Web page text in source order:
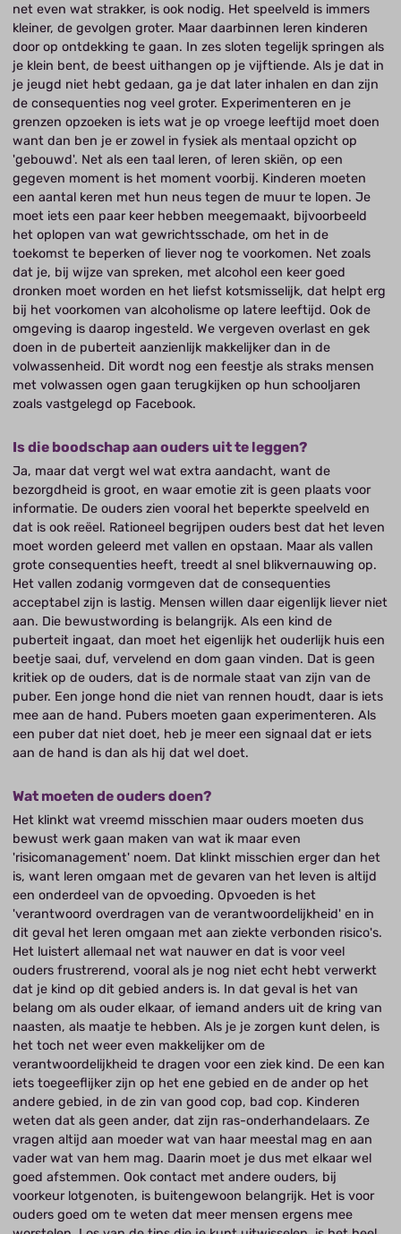
net even wat strakker, is ook nodig. Het speelveld is immers
kleiner, de gevolgen groter. Maar daarbinnen leren kinderen
door op ontdekking te gaan. In zes sloten tegelijk springen als
je klein bent, de beest uithangen op je vijftiende. Als je dat in
je jeugd niet hebt gedaan, ga je dat later inhalen en dan zijn
de consequenties nog veel groter. Experimenteren en je
grenzen opzoeken is iets wat je op vroege leeftijd moet doen
want dan ben je er zowel in fysiek als mentaal opzicht op
'gebouwd'. Net als een taal leren, of leren skiën, op een
gegeven moment is het moment voorbij. Kinderen moeten
een aantal keren met hun neus tegen de muur te lopen. Je
moet iets een paar keer hebben meegemaakt, bijvoorbeeld
het oplopen van wat gewrichtsschade, om het in de
toekomst te beperken of liever nog te voorkomen. Net zoals
dat je, bij wijze van spreken, met alcohol een keer goed
dronken moet worden en het liefst kotsmisselijk, dat helpt erg
bij het voorkomen van alcoholisme op latere leeftijd. Ook de
omgeving is daarop ingesteld. We vergeven overlast en gek
doen in de puberteit aanzienlijk makkelijker dan in de
volwassenheid. Dit wordt nog een feestje als straks mensen
met volwassen ogen gaan terugkijken op hun schooljaren
zoals vastgelegd op Facebook.
Is die boodschap aan ouders uit te leggen?
Ja, maar dat vergt wel wat extra aandacht, want de
bezorgdheid is groot, en waar emotie zit is geen plaats voor
informatie. De ouders zien vooral het beperkte speelveld en
dat is ook reëel. Rationeel begrijpen ouders best dat het leven
moet worden geleerd met vallen en opstaan. Maar als vallen
grote consequenties heeft, treedt al snel blikvernauwing op.
Het vallen zodanig vormgeven dat de consequenties
acceptabel zijn is lastig. Mensen willen daar eigenlijk liever niet
aan. Die bewustwording is belangrijk. Als een kind de
puberteit ingaat, dan moet het eigenlijk het ouderlijk huis een
beetje saai, duf, vervelend en dom gaan vinden. Dat is geen
kritiek op de ouders, dat is de normale staat van zijn van de
puber. Een jonge hond die niet van rennen houdt, daar is iets
mee aan de hand. Pubers moeten gaan experimenteren. Als
een puber dat niet doet, heb je meer een signaal dat er iets
aan de hand is dan als hij dat wel doet.
Wat moeten de ouders doen?
Het klinkt wat vreemd misschien maar ouders moeten dus
bewust werk gaan maken van wat ik maar even
'risicomanagement' noem. Dat klinkt misschien erger dan het
is, want leren omgaan met de gevaren van het leven is altijd
een onderdeel van de opvoeding. Opvoeden is het
'verantwoord overdragen van de verantwoordelijkheid' en in
dit geval het leren omgaan met aan ziekte verbonden risico's.
Het luistert allemaal net wat nauwer en dat is voor veel
ouders frustrerend, vooral als je nog niet echt hebt verwerkt
dat je kind op dit gebied anders is. In dat geval is het van
belang om als ouder elkaar, of iemand anders uit de kring van
naasten, als maatje te hebben. Als je je zorgen kunt delen, is
het toch net weer even makkelijker om de
verantwoordelijkheid te dragen voor een ziek kind. De een kan
iets toegeeflijker zijn op het ene gebied en de ander op het
andere gebied, in de zin van good cop, bad cop. Kinderen
weten dat als geen ander, dat zijn ras-onderhandelaars. Ze
vragen altijd aan moeder wat van haar meestal mag en aan
vader wat van hem mag. Daarin moet je dus met elkaar wel
goed afstemmen. Ook contact met andere ouders, bij
voorkeur lotgenoten, is buitengewoon belangrijk. Het is voor
ouders goed om te weten dat meer mensen ergens mee